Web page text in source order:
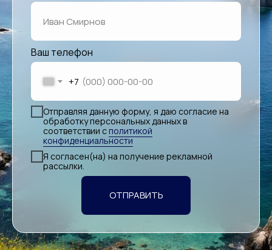
Ваш телефон
+7
Отправляя данную форму, я даю согласие на
обработку персональных данных в
соответствии сполитикой
конфиденциальности
Я согласен(на) на получение рекламной
рассылки.
ОТПРАВИТЬ